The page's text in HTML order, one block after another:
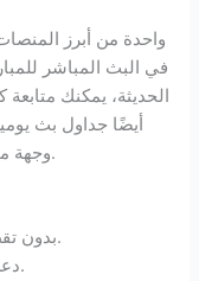
في البث المباشر
الحديثة، يمكنك
أيضًا جداول بث
وجهة مفضلة لعشاق كرة القدم في الوطن العربي.
بث مباشر بجودة HD وFull HD بدون تقطيع.
دعم فني متواصل على مدار 24 ساعة.